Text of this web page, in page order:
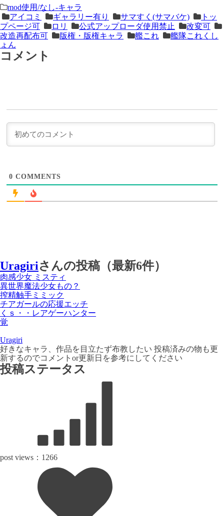
＜
次
の
記
事
前
の
記
事
＞
mod使用/なし-キャラ
アイコミ
ギャラリー有り サマすく(サマバケ)
トッ
プページ可
ロリ 公式アップローダ使用禁止
改変可
改造再配布可
版権・版権キャラ 艦これ
艦隊これくし
ょん
コメント
0 COMMENTS
Uragiriさんの投稿（最新6件）
肉感少女 ミスティ
異世界魔法少女もの？
搾精触手ミミック
チアガールの応援エッチ
くｓ・・レアゲーハンター
覚
Uragiri
好きなキャラ、作品を目立たず布教したい 投稿済みの物も更
新するのでコメントor更新日を参考にしてください
投稿ステータス
post views： 1266